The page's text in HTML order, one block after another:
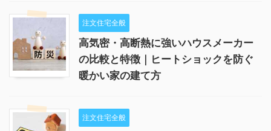
注文住宅全般
高気密・高断熱に強いハウスメーカー
の比較と特徴｜ヒートショックを防ぐ
暖かい家の建て方
注文住宅全般